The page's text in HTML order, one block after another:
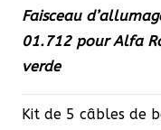
Alfa
Romeo
33
Faisceau
01.712 pour Alfa
verde
Kit de 5 câbles de